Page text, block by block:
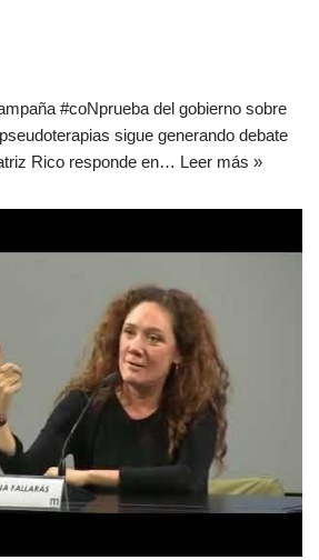
#coNprueba del gobierno sobre
sigue generando debate
Rico responde en… Leer más »